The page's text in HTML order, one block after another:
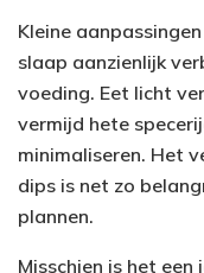
Kleine
slaap aanzienlijk
voeding. Eet licht
vermijd hete
minimaliseren. Het
dips is net zo
plannen.
Misschien is het een